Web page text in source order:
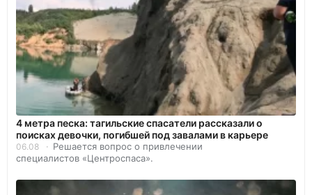
4 метра песка: тагильские спасатели рассказали о
поисках девочки, погибшей под завалами в карьере
06.08
Решается вопрос о привлечении
специалистов «Центроспаса».